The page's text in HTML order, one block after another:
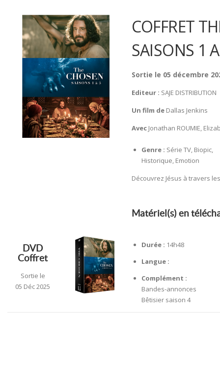
COFFRET
SAISONS 1
Sortie le 05 décembre
Editeur : SAJE DISTRIBUTION
Un film deDallas Jenkins
AvecJonathan ROUMIE,
Genre : Série TV, Biopic,
Historique, Emotion
Découvrez Jésus à travers
Matériel(s) en
DVD
Coffret
Sortie le
05 Déc 2025
Durée : 14h48
Langue :
Complément :
Bandes-annonces
Bêtisier saison 4